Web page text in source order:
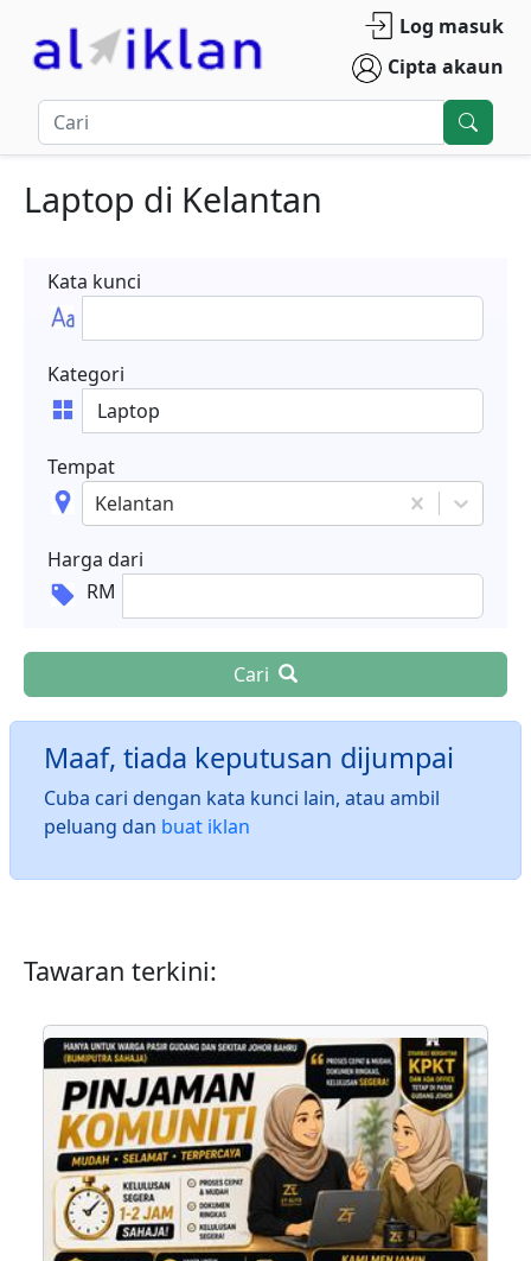
Log masuk
Cipta akaun
Laptop di Kelantan
Kata kunci
Kategori
Tempat
Kelantan
Harga dari
RM
Cari
Maaf, tiada keputusan dijumpai
Cuba cari dengan kata kunci lain, atau ambil
peluang dan buat iklan
Tawaran terkini: